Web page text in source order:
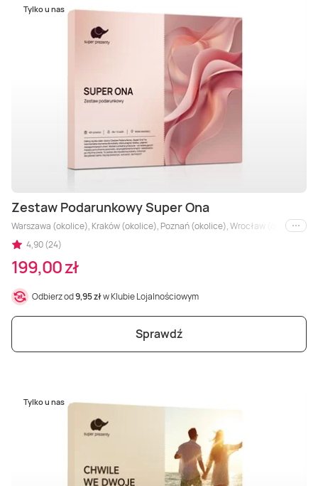
Tylko u nas
Zestaw Podarunkowy Super Ona
Warszawa (okolice), Kraków (okolice), Poznań (okolice), Wrocław (okolice),i inne
4,90 (24)
199,00 zł
Odbierz od9,95 złw Klubie Lojalnościowym
Sprawdź
Tylko u nas